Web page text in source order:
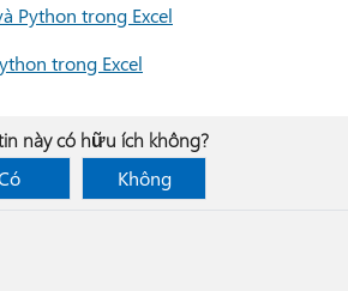
Python trong Excel
trong Excel
này có hữu ích không?
Không